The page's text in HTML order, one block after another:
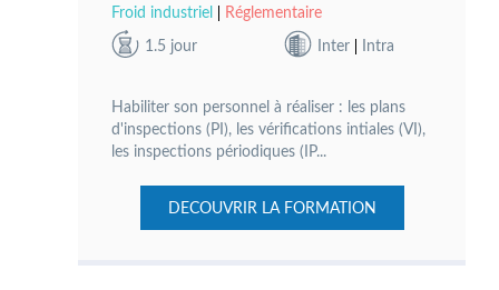
Froid industriel
Réglementaire
1.5 jour Inter Intra
Habiliter son personnel à réaliser : les plans
d'inspections (PI), les vérifications intiales (VI),
les inspections périodiques (IP...
DECOUVRIR LA FORMATION